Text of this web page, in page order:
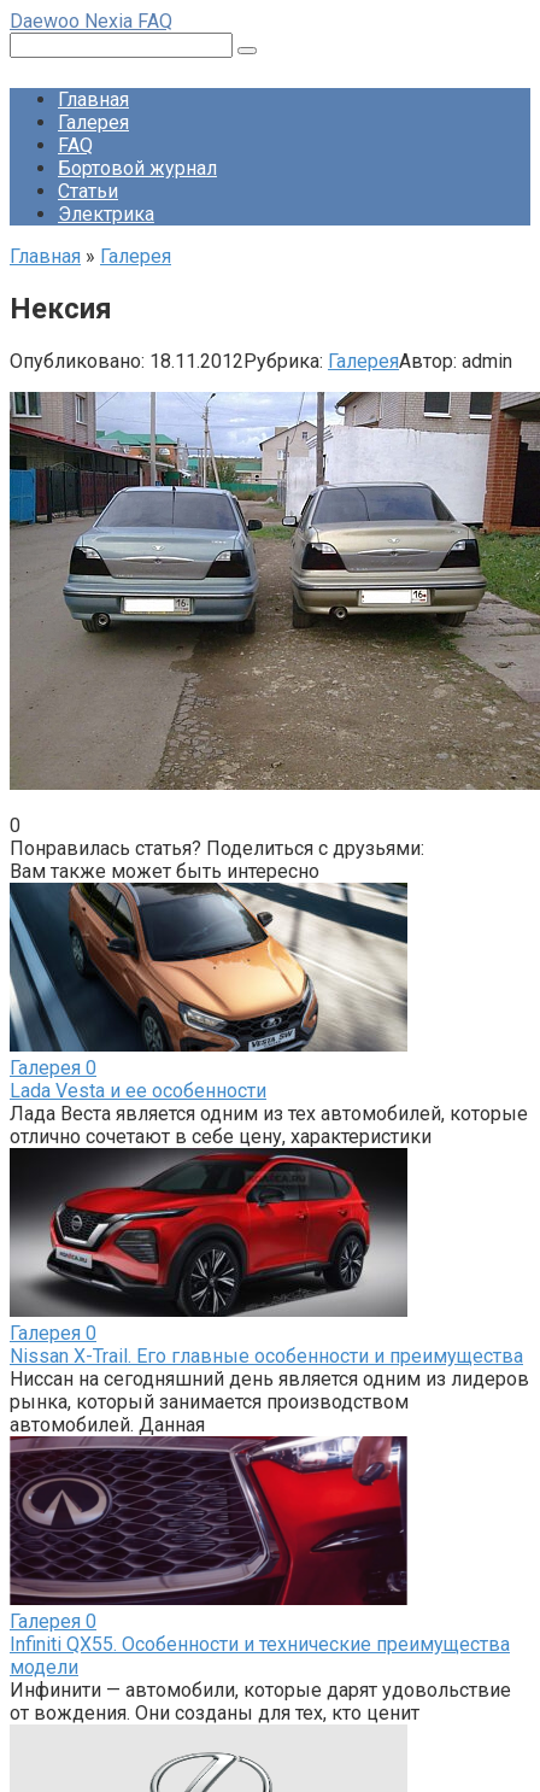
Перейти
контенту
Daewoo Nexia FAQ
Главная
Галерея
FAQ
Бортовой журнал
Статьи
Электрика
Главная » Галерея
Нексия
Опубликовано: 18.11.2012Рубрика: ГалереяАвтор: admin
0
Понравилась статья? Поделиться с друзьями:
Вам также может быть интересно
Галерея 0
Lada Vesta и ее особенности
Лада Веста является одним из тех автомобилей, которые
отлично сочетают в себе цену, характеристики
Галерея 0
Nissan X-Trail. Его главные особенности и преимущества
Ниссан на сегодняшний день является одним из лидеров
рынка, который занимается производством
автомобилей. Данная
Галерея 0
Infiniti QX55. Особенности и технические преимущества
модели
Инфинити — автомобили, которые дарят удовольствие
от вождения. Они созданы для тех, кто ценит